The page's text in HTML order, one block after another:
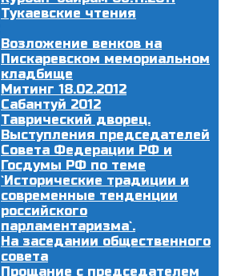
Тукаевские чтения
Возложение венков на
Пискаревском мемориальном
кладбище
Митинг 18.02.2012
Сабантуй 2012
Таврический дворец.
Выступления председателей
Совета Федерации РФ и
Госдумы РФ по теме
`Исторические традиции и
современные тенденции
российского
парламентаризма`.
На заседании общественного
совета
Прощание с председателем